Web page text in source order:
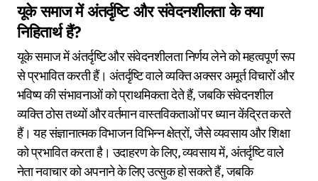
यूके समाज में अंतर्दृष्टि और संवेदनशीलता के क्या
निहितार्थ हैं?
यूके समाज में अंतर्दृष्टि और संवेदनशीलता निर्णय लेने को महत्वपूर्ण रूप
से प्रभावित करती हैं। अंतर्दृष्टि वाले व्यक्ति अक्सर अमूर्त विचारों और
भविष्य की संभावनाओं को प्राथमिकता देते हैं, जबकि संवेदनशील
व्यक्ति ठोस तथ्यों और वर्तमान वास्तविकताओं पर ध्यान केंद्रित करते
हैं। यह संज्ञानात्मक विभाजन विभिन्न क्षेत्रों, जैसे व्यवसाय और शिक्षा
को प्रभावित करता है। उदाहरण के लिए, व्यवसाय में, अंतर्दृष्टि वाले
नेता नवाचार को अपनाने के लिए उत्सुक हो सकते हैं, जबकि